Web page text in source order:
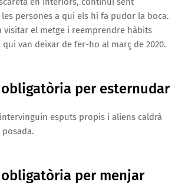
persones a qui els hi fa pudor la boca.
visitar el metge i reemprendre hàbits
van deixar de fer-ho al març de 2020.
obligatòria per esternudar
esputs propis i aliens caldrà
obligatòria per menjar